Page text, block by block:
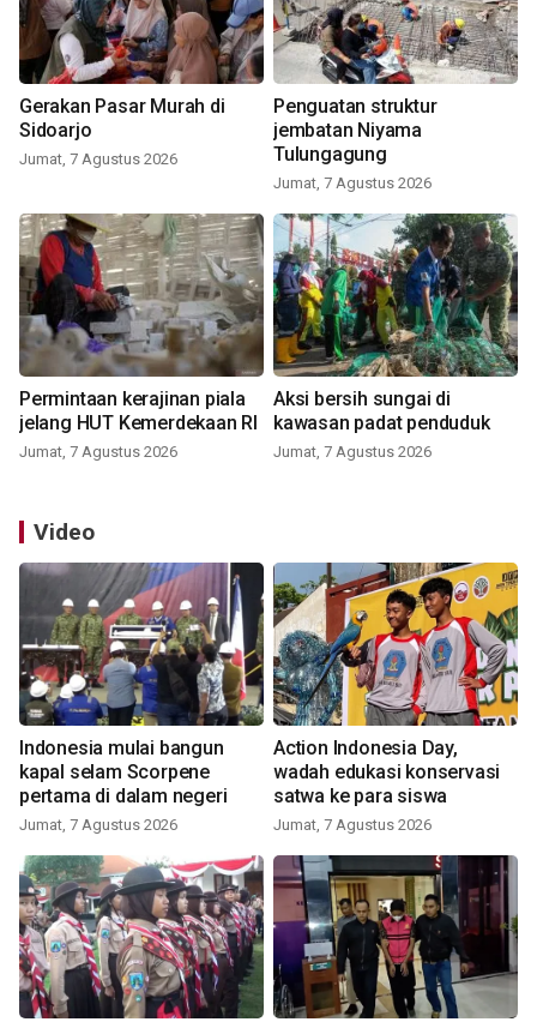
Gerakan Pasar Murah di
Sidoarjo
Jumat, 7 Agustus 2026
Penguatan struktur
jembatan Niyama
Tulungagung
Jumat, 7 Agustus 2026
Permintaan kerajinan piala
jelang HUT Kemerdekaan RI
Jumat, 7 Agustus 2026
Aksi bersih sungai di
kawasan padat penduduk
Jumat, 7 Agustus 2026
Video
Indonesia mulai bangun
kapal selam Scorpene
pertama di dalam negeri
Jumat, 7 Agustus 2026
Action Indonesia Day,
wadah edukasi konservasi
satwa ke para siswa
Jumat, 7 Agustus 2026